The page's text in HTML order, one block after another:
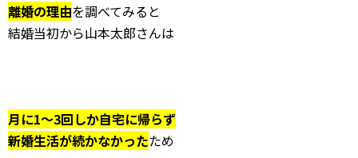
離婚の理由を調べてみると
結婚当初から山本太郎さんは
月に1〜3回しか自宅に帰らず
新婚生活が続かなかったため